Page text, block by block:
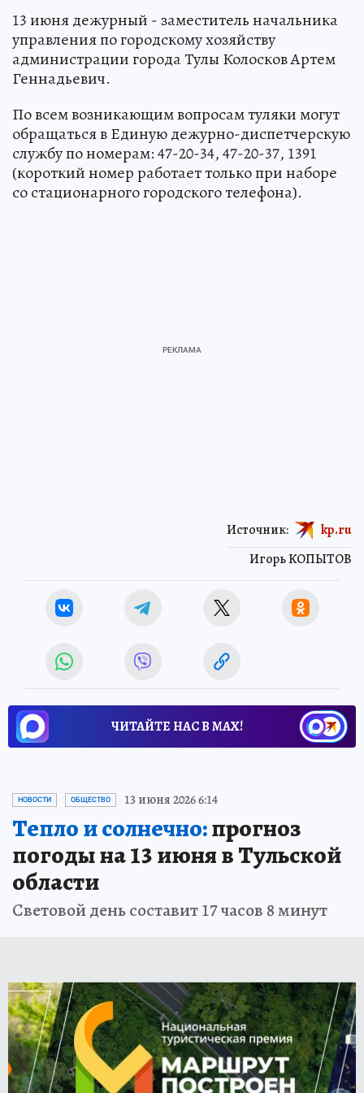
13 июня дежурный - заместитель начальника
управления по городскому хозяйству
администрации города Тулы Колосков Артем
Геннадьевич.
По всем возникающим вопросам туляки могут
обращаться в Единую дежурно-диспетчерскую
службу по номерам: 47-20-34, 47-20-37, 1391
(короткий номер работает только при наборе
со стационарного городского телефона).
Игорь КОПЫТОВ
Источник: kp.ru
ЧИТАЙТЕ НАС В МАХ!
НОВОСТИ ОБЩЕСТВО 13 июня 2026 6:14
Тепло и солнечно:прогноз
погоды на 13 июня в Тульской
области
Световой день составит 17 часов 8 минут